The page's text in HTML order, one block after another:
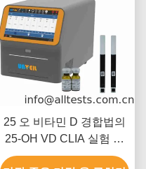
25 오 비타민 D 경합법의
25-OH VD CLIA 실험 농
도